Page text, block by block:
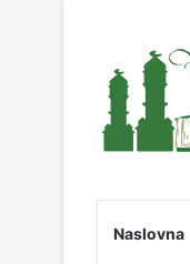
Naslovna